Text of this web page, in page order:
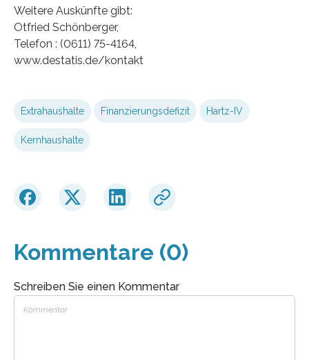
Weitere Auskünfte gibt:
Otfried Schönberger,
Telefon : (0611) 75-4164,
www.destatis.de/kontakt
Extrahaushalte Finanzierungsdefizit Hartz-IV
Kernhaushalte
Kommentare (0)
Schreiben Sie einen Kommentar